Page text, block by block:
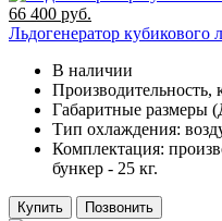
66 400 руб.
Льдогенератор кубикового
В наличии
Производительность,
Габаритные
Тип охлаждения:
Комплектация:
бункер - 25 кг.
Купить Позвонить